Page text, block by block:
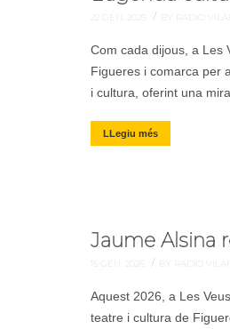
/ BY RADIO
Com cada dijous, a Les
Figueres i comarca per
i cultura, oferint una
LLegiu més
Jaume Alsina
/ BY RADIO
Aquest 2026, a Les
teatre i cultura de